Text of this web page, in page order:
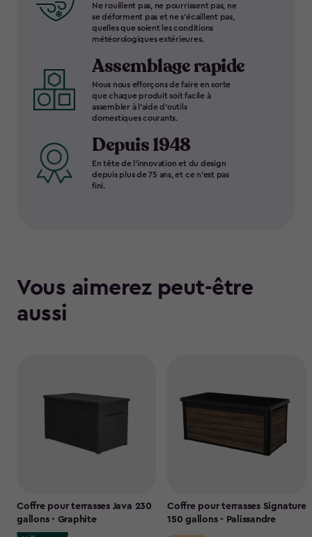
Ne rouillent pas, ne pourrissent pas, ne
se déforment pas et ne s’écaillent pas,
quelles que soient les conditions
météorologiques extérieures.
Assemblage rapide
Nous nous efforçons de faire en sorte
que chaque produit soit facile à
assembler à l’aide d’outils
domestiques courants.
Depuis 1948
En tête de l’innovation et du design
depuis plus de 75 ans, et ce n’est pas
fini.
Vous aimerez peut-être
aussi
Coffre pour terrasses Java 230
gallons - Graphite
Coffre pour terrasses Signature
150 gallons - Palissandre